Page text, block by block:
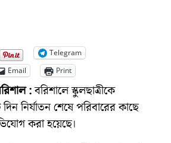
Telegram
Email Print
:বরিশালে স্কুলছাত্রীকে
নির্যাতন শেষে পরিবারের কাছে
করা হয়েছে।